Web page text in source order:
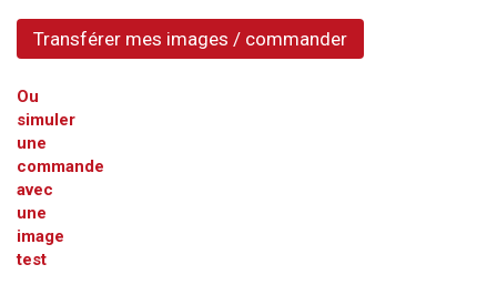
Transférer mes images / commander
Ou
simuler
une
commande
avec
une
image
test